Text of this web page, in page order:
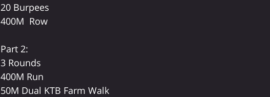
20 Burpees
400M  Row
Part 2:
3 Rounds
400M Run
50M Dual KTB Farm Walk